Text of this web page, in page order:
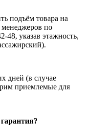
подъём товара на
менеджеров по
48, указав этажность,
дней (в случае
приемлемые для